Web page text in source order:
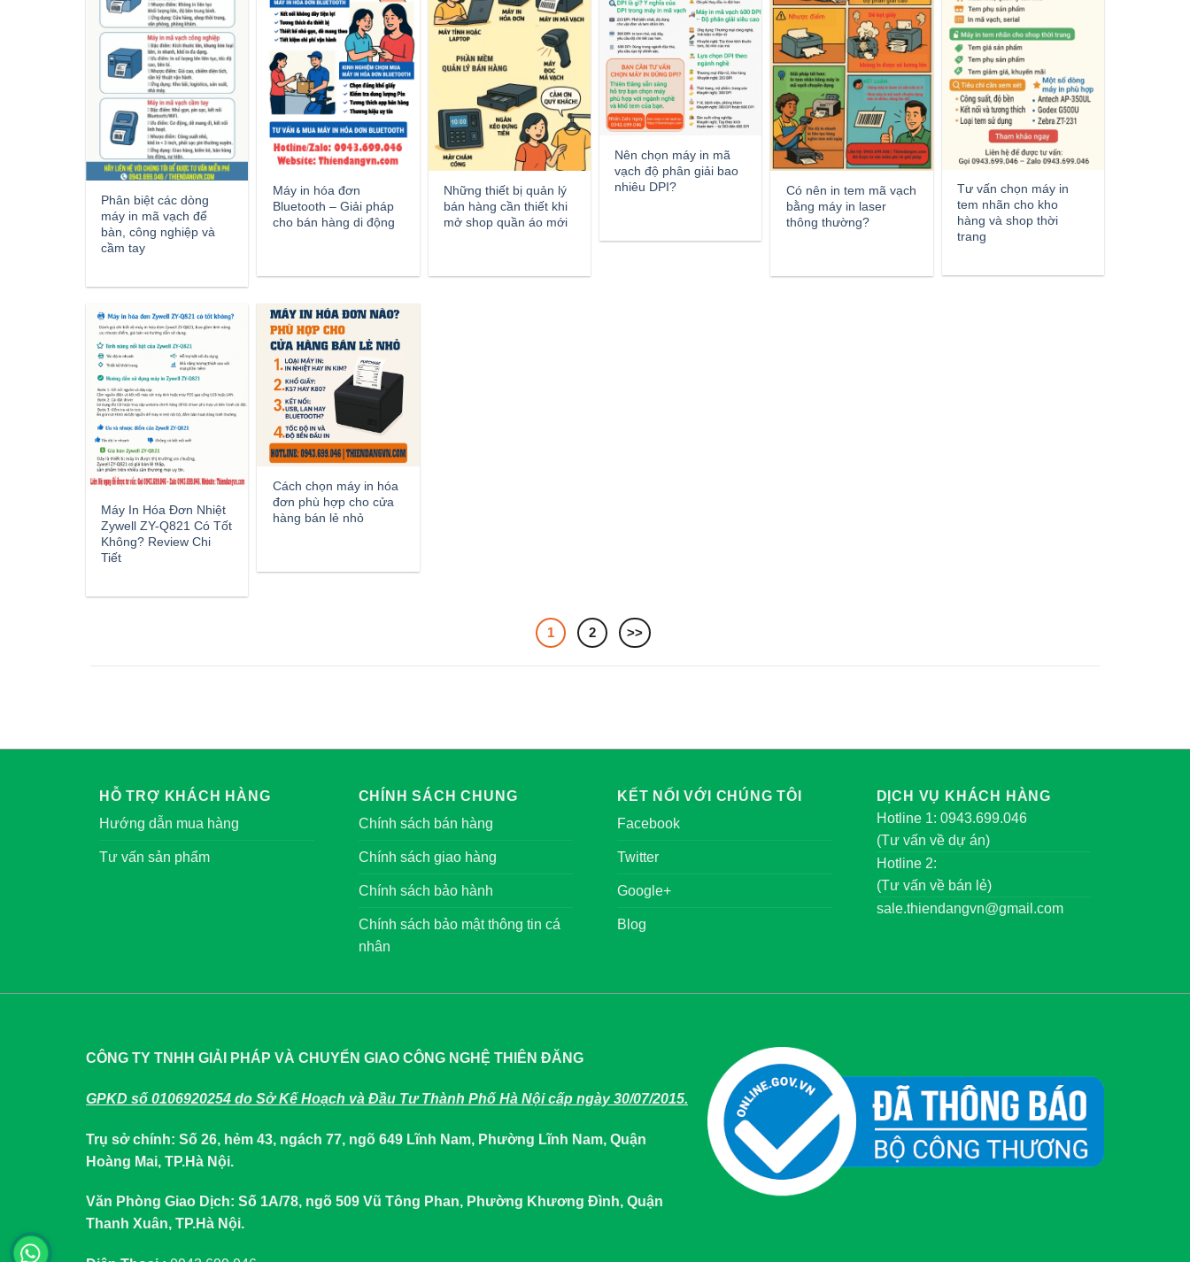
Phân biệt các dòng
máy in mã vạch để
bàn, công nghiệp và
cầm tay
Máy in hóa đơn
Bluetooth – Giải pháp
cho bán hàng di động
Những thiết bị quản lý
bán hàng cần thiết khi
mở shop quần áo mới
Nên chọn máy in mã
vạch độ phân giải bao
nhiêu DPI?
Có nên in tem mã vạch
bằng máy in laser
thông thường?
Tư vấn chọn máy in
tem nhãn cho kho
hàng và shop thời
trang
Máy In Hóa Đơn Nhiệt
Zywell ZY-Q821 Có Tốt
Không? Review Chi
Tiết
Cách chọn máy in hóa
đơn phù hợp cho cửa
hàng bán lẻ nhỏ
1 2 >>
HỖ TRỢ KHÁCH HÀNG
Hướng dẫn mua hàng
Tư vấn sản phẩm
CHÍNH SÁCH CHUNG
Chính sách bán hàng
Chính sách giao hàng
Chính sách bảo hành
Chính sách bảo mật thông tin cá
nhân
KẾT NỐI VỚI CHÚNG TÔI
Facebook
Twitter
Google+
Blog
DỊCH VỤ KHÁCH HÀNG
Hotline 1: 0943.699.046
(Tư vấn về dự án)
Hotline 2:
(Tư vấn về bán lẻ)
sale.thiendangvn@gmail.com
CÔNG TY TNHH GIẢI PHÁP VÀ CHUYỂN GIAO CÔNG NGHỆ THIÊN ĐĂNG
GPKD số 0106920254 do Sở Kế Hoạch và Đầu Tư Thành Phố Hà Nội cấp ngày 30/07/2015.
Trụ sở chính: Số 26, hẻm 43, ngách 77, ngõ 649 Lĩnh Nam, Phường Lĩnh Nam, Quận
Hoàng Mai, TP.Hà Nội.
Văn Phòng Giao Dịch: Số 1A/78, ngõ 509 Vũ Tông Phan, Phường Khương Đình, Quận
Thanh Xuân, TP.Hà Nội.